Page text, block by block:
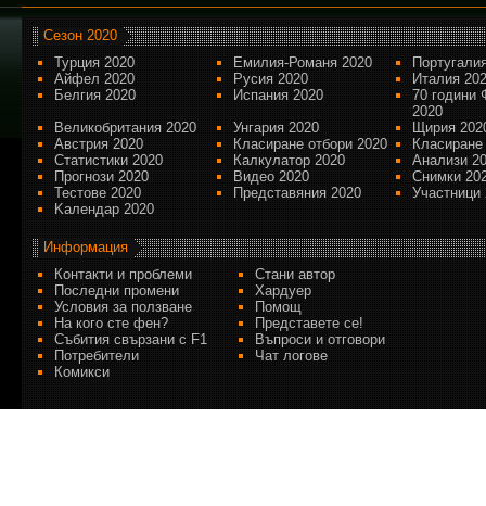
Сезон 2020
Турция 2020
Емилия-Романя 2020
Айфел 2020
Русия 2020
Италия
Белгия 2020
Испания 2020
70 години
2020
Великобритания 2020
Унгария 2020
Щирия
Австрия 2020
Класиране отбори 2020
Статистики 2020
Калкулатор 2020
Анализи
Прогнози 2020
Видео 2020
Снимки
Тестове 2020
Представяния 2020
Участници
Kалендар 2020
Информация
Контакти и проблеми
Стани автор
Последни промени
Хардуер
Условия за ползване
Помощ
На кого сте фен?
Представете се!
Събития свързани с F1
Въпроси и отговори
Потребители
Чат логове
Комикси